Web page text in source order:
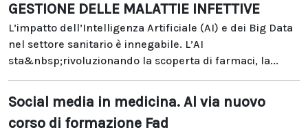
GESTIONE DELLE MALATTIE INFETTIVE
L’impatto dell’Intelligenza Artificiale (AI) e dei Big Data
nel settore sanitario è innegabile. L’AI
sta&nbsp;rivoluzionando la scoperta di farmaci, la...
Social media in medicina. Al via nuovo
corso di formazione Fad